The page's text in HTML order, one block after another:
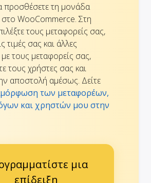
προσθέσετε τη μονάδα
WooCommerce. Στη
τους μεταφορείς σας,
τιμές σας και άλλες
τους μεταφορείς σας,
τους χρήστες σας και
αποστολή αμέσως. Δείτε
των μεταφορέων,
και χρηστών μου στην
μια
επίδειξη